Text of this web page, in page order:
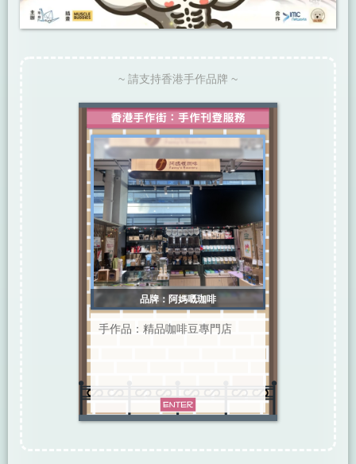
~ 請支持香港手作品牌 ~
品牌：阿媽嘅珈啡
手作品：精品咖啡豆專門店